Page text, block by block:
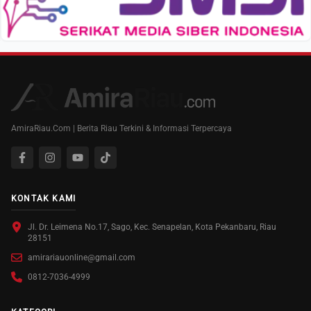
AmiraRiau.Com | Berita Riau Terkini & Informasi Terpercaya
KONTAK KAMI
Jl. Dr. Leimena No.17, Sago, Kec. Senapelan, Kota Pekanbaru, Riau
28151
amirariauonline@gmail.com
0812-7036-4999